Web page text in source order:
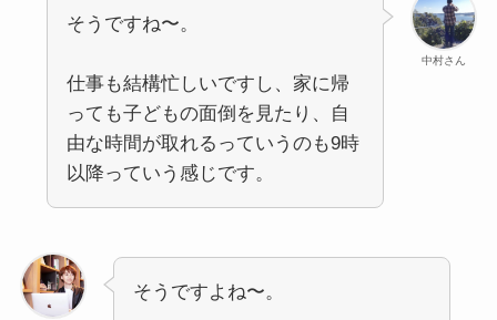
中村さん
そうですね〜。
仕事も結構忙しいですし、家に帰
っても子どもの面倒を見たり、自
由な時間が取れるっていうのも9時
以降っていう感じです。
そうですよね〜。